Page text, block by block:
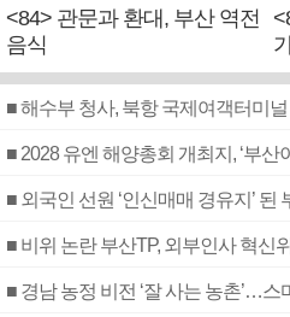
<84> 관문과 환대, 부산 역전
음식
■ 해수부 청사, 북항 국제여객터미
■ 2028 유엔 해양총회 개최지, ‘부산
■ 외국인 선원 ‘인신매매 경유지’
■ 비위 논란 부산TP, 외부인사 혁신
■ 경남 농정 비전 ‘잘 사는 농촌’…